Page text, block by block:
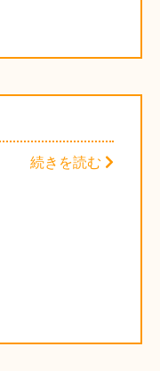
続きを読む